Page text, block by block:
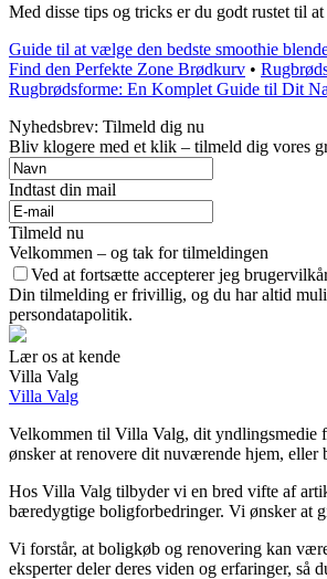
Med disse tips og tricks er du godt rustet til
Guide til at vælge den bedste smoothie
Find den Perfekte Zone Brødkurv •
Rugbrødsforme: En Komplet Guide til Dit
Nyhedsbrev: Tilmeld dig nu
Bliv klogere med et klik – tilmeld dig vores
Indtast din mail
Tilmeld nu
Velkommen – og tak for tilmeldingen
Ved at fortsætte accepterer jeg
Din tilmelding er frivillig, og du har altid
persondatapolitik.
Lær os at kende
Villa Valg
Villa Valg
Velkommen til Villa Valg, dit yndlingsmedie
ønsker at renovere dit nuværende hjem,
Hos Villa Valg tilbyder vi en bred vifte af
bæredygtige boligforbedringer. Vi ønsker at
Vi forstår, at boligkøb og renovering kan
eksperter deler deres viden og erfaringer, så